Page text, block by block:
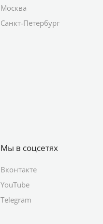
Москва
Санкт-Петербург
Мы в соцсетях
Вконтакте
YouTube
Telegram